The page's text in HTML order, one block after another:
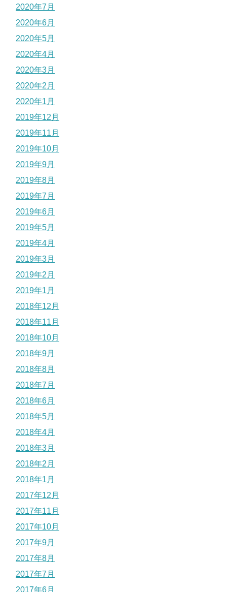
2020年7月
2020年6月
2020年5月
2020年4月
2020年3月
2020年2月
2020年1月
2019年12月
2019年11月
2019年10月
2019年9月
2019年8月
2019年7月
2019年6月
2019年5月
2019年4月
2019年3月
2019年2月
2019年1月
2018年12月
2018年11月
2018年10月
2018年9月
2018年8月
2018年7月
2018年6月
2018年5月
2018年4月
2018年3月
2018年2月
2018年1月
2017年12月
2017年11月
2017年10月
2017年9月
2017年8月
2017年7月
2017年6月